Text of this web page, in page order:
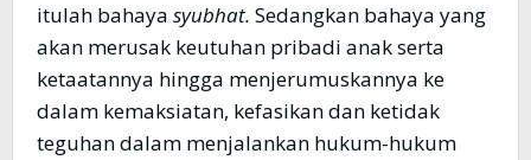
itulah bahaya syubhat. Sedangkan bahaya yang
akan merusak keutuhan pribadi anak serta
ketaatannya hingga menjerumuskannya ke
dalam kemaksiatan, kefasikan dan ketidak
teguhan dalam menjalankan hukum-hukum